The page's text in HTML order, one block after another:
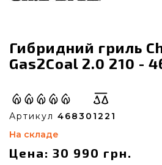
Гибридний гриль
Gas2Coal 2.0 210 -
Артикул 468301221
На складе
Цена: 30 990 грн.